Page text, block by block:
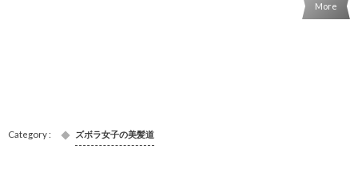
More
ズボラ女子の美髪道